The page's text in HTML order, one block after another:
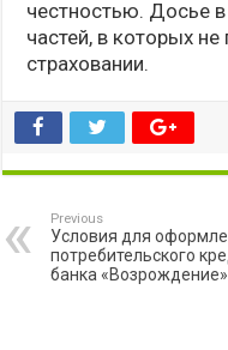
честностью. Досье
частей, в которых
страховании.
Previous
Условия для
потребительского
банка «Возрождение»